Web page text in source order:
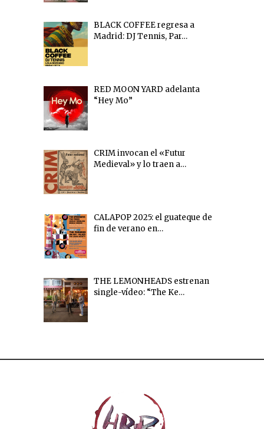
BLACK COFFEE regresa a
Madrid: DJ Tennis, Par…
RED MOON YARD adelanta
“Hey Mo”
CRIM invocan el «Futur
Medieval» y lo traen a…
CALAPOP 2025: el guateque de
fin de verano en…
THE LEMONHEADS estrenan
single-vídeo: “The Ke…